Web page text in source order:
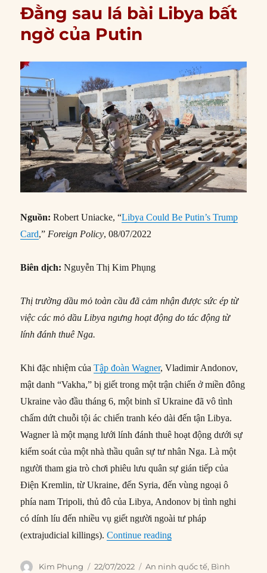
Đằng sau lá bài Libya bất
ngờ của Putin
Nguồn: Robert Uniacke, “Libya Could Be Putin’s Trump
Card,” Foreign Policy, 08/07/2022
Biên dịch: Nguyễn Thị Kim Phụng
Thị trường dầu mỏ toàn cầu đã cảm nhận được sức ép từ
việc các mỏ dầu Libya ngưng hoạt động do tác động từ
lính đánh thuê Nga.
Khi đặc nhiệm củaTập đoàn Wagner, Vladimir Andonov,
mật danh “Vakha,” bị giết trong một trận chiến ở miền đông
Ukraine vào đầu tháng 6, một binh sĩ Ukraine đã vô tình
chấm dứt chuỗi tội ác chiến tranh kéo dài đến tận Libya.
Wagner là một mạng lưới lính đánh thuê hoạt động dưới sự
kiểm soát của một nhà thầu quân sự tư nhân Nga. Là một
người tham gia trò chơi phiêu lưu quân sự gián tiếp của
Điện Kremlin, từ Ukraine, đến Syria, đến vùng ngoại ô
phía nam Tripoli, thủ đô của Libya, Andonov bị tình nghi
có dính líu đến nhiều vụ giết người ngoài tư pháp
(extrajudicial killings).Continue reading“Đằng sau lá bài Libya
Author
Kim Phụng
Posted
22/07/2022 Categories
An ninh quốc tế, Bình